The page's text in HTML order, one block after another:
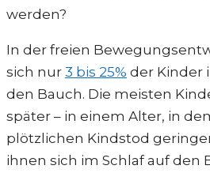
werden?
In der freien
sich nur 3 bis 25% der Kinder
den Bauch. Die meisten
später – in einem Alter, in
plötzlichen Kindstod
ihnen sich im Schlaf auf den